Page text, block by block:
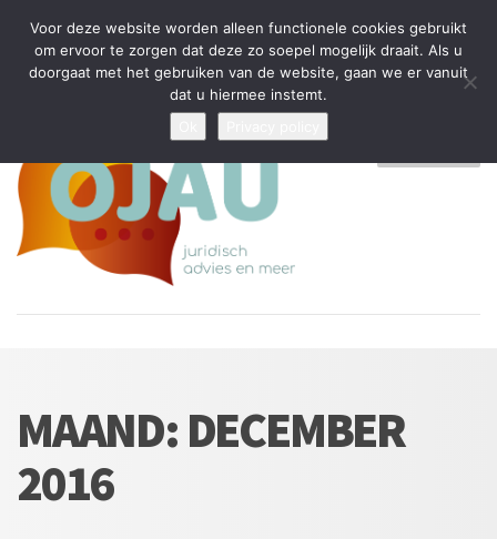
Tijdelijke stop: wegens drukte kan ik beperkt nieuwe zaken aannemen
en vragen beantwoorden
Algemene Voorwaarden
Disclaimer Privacybeleid
MAAND: DECEMBER
2016
Voor deze website worden alleen functionele cookies gebruikt
om ervoor te zorgen dat deze zo soepel mogelijk draait. Als u
doorgaat met het gebruiken van de website, gaan we er vanuit
dat u hiermee instemt.